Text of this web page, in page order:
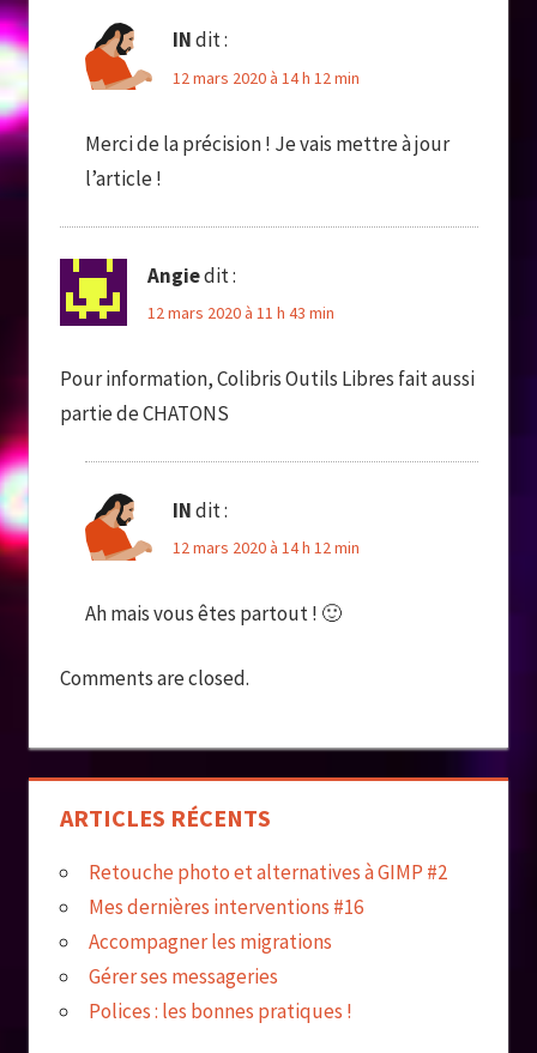
INdit :
12 mars 2020 à 14 h 12 min
Merci de la précision ! Je vais mettre à jour
l’article !
Angiedit :
12 mars 2020 à 11 h 43 min
Pour information, Colibris Outils Libres fait aussi
partie de CHATONS
INdit :
12 mars 2020 à 14 h 12 min
Ah mais vous êtes partout ! 🙂
Comments are closed.
ARTICLES RÉCENTS
Retouche photo et alternatives à GIMP #2
Mes dernières interventions #16
Accompagner les migrations
Gérer ses messageries
Polices : les bonnes pratiques !